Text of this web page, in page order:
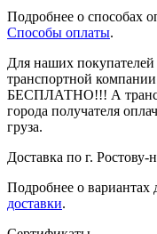
Подробнее о способах
Способы оплаты.
Для наших покупателей
транспортной
БЕСПЛАТНО!!! А
города получателя
груза.
Доставка по г.
Подробнее о вариантах
доставки.